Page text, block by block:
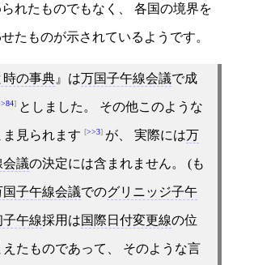
れたものでもなく、 各国の境界を
たものが示されているようです。
時の事典 は万国子午線会議で成
としました。 その他このような
見られます >>3 が、 実際には万
会議の決定には含まれません。 (も
国子午線会議でのグリニッジ子午
子午線採用は国際日付変更線の位
たものであって、 そのような言